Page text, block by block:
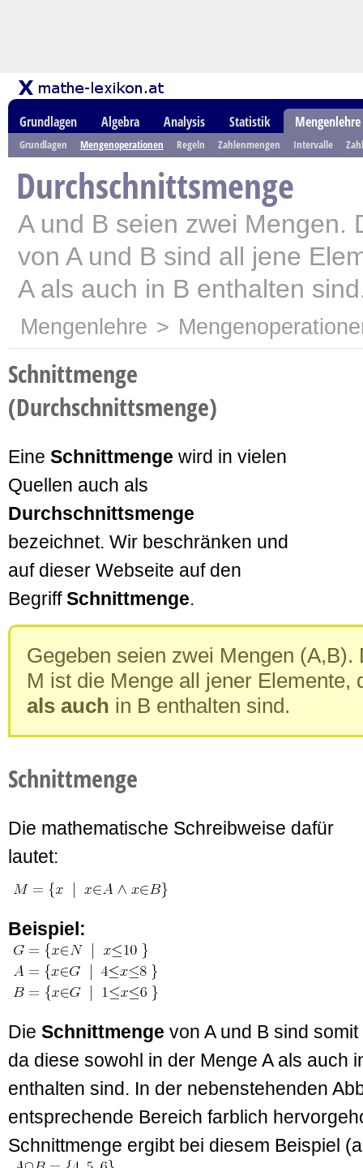
Grundlagen Algebra Analysis Statistik Mengenlehre
Grundlagen Mengenoperationen Regeln Zahlenmengen Intervalle
Durchschnittsmenge
A und B seien zwei Mengen.
von A und B sind all jene
A als auch in B enthalten
Mengenlehre >
Schnittmenge
(Durchschnittsmenge)
Eine Schnittmenge wird in vielen
Quellen auch als
Durchschnittsmenge
bezeichnet. Wir beschränken und
auf dieser Webseite auf den
BegriffSchnittmenge.
Gegeben seien zwei Mengen (A,B).
M ist die Menge all jener Elemente,
als auch in B enthalten sind.
Schnittmenge
Die mathematische Schreibweise dafür
lautet:
Beispiel:
Die Schnittmenge von A und B sind
da diese sowohl in der Menge A als auch
enthalten sind. In der nebenstehenden
entsprechende Bereich farblich
Schnittmenge ergibt bei diesem Beispiel